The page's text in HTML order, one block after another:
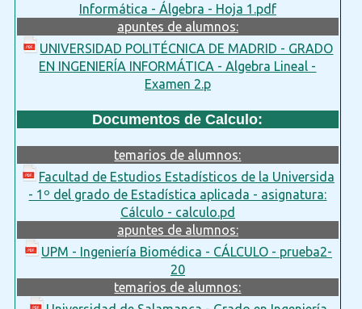
Informática - Álgebra - Hoja 1.pdf
apuntes de alumnos:
UNIVERSIDAD POLITÉCNICA DE MADRID - GRADO
EN INGENIERÍA INFORMÁTICA - Algebra Lineal -
Examen 2.p
Documentos de Calculo:
temarios de alumnos:
Facultad de Estudios Estadísticos de la Universida
- 1º del grado de Estadística aplicada - asignatura:
Cálculo - calculo.pd
apuntes de alumnos:
UPM - Ingeniería Biomédica - CÁLCULO - prueba2-
20
temarios de alumnos: